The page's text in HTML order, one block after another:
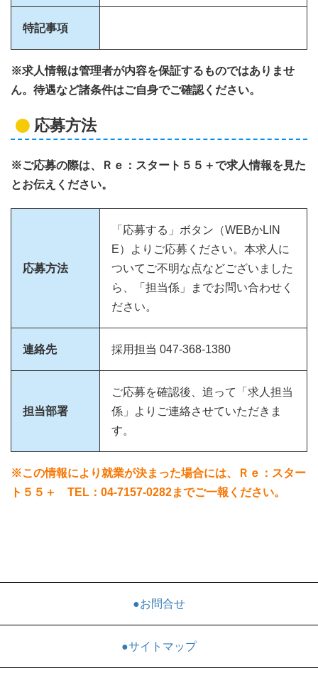
特記事項
※求人情報は管理者が内容を保証するものではありませ
ん。待遇など諸条件はご自身でご確認ください。
応募方法
※ご応募の際は、Ｒｅ：スタート５５＋で求人情報を見た
とお伝えください。
応募方法
「応募する」ボタン（WEBかLIN
E）よりご応募ください。本求人に
ついてご不明な点などございました
ら、「担当係」までお問い合わせく
ださい。
連絡先 採用担当 047-368-1380
担当部署
ご応募を確認後、追って「求人担当
係」よりご連絡させていただきま
す。
※この情報により就業が決まった場合には、Ｒｅ：スター
ト５５＋ TEL：04-7157-0282までご一報ください。
●お問合せ
●サイトマップ